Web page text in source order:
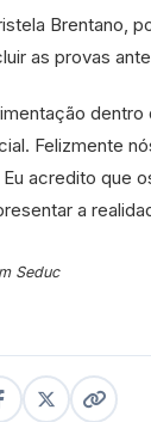
Brentano,
as provas
Felizmente
acredito que
a
Seduc